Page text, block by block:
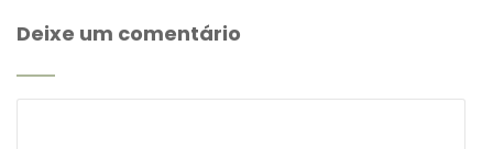
Deixe um comentário